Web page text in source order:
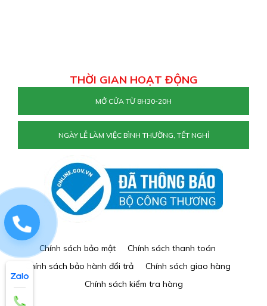
THỜI GIAN HOẠT ĐỘNG
MỞ CỬA TỪ 8H30-20H
NGÀY LỄ LÀM VIỆC BÌNH THƯỜNG, TẾT NGHỈ
Chính sách bảo mật
Chính sách thanh toán
Chính sách bảo hành đổi trả
Chính sách giao hàng
Chính sách kiểm tra hàng
0829884477